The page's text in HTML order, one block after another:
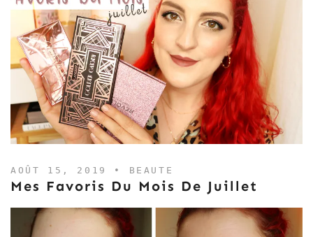
AOÛT 15, 2019 • BEAUTE
Mes Favoris Du Mois De Juillet